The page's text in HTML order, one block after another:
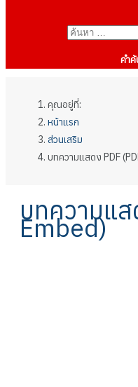
คำค้
คุณอยู่ที่:
หน้าแรก
ส่วนเสริม
บทความแสดง PDF
บทความแส
Embed)